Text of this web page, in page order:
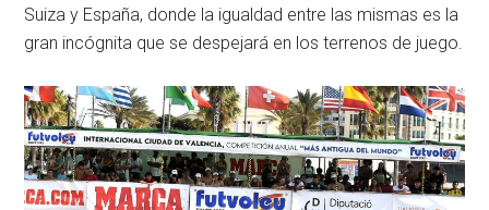
Suiza y España, donde la igualdad entre las mismas es la
gran incógnita que se despejará en los terrenos de juego.